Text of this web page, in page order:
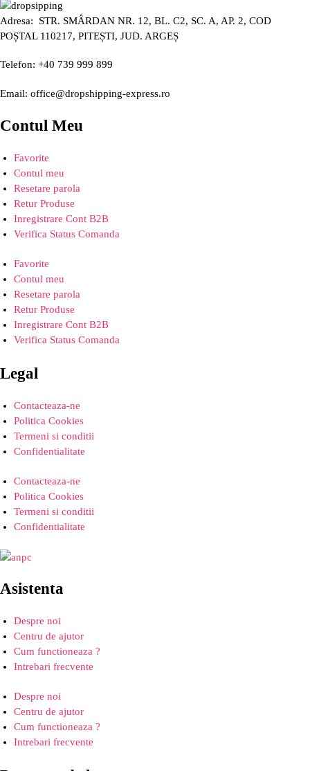
Adresa: STR. SMÂRDAN NR. 12, BL. C2, SC. A, AP. 2, COD
POȘTAL 110217, PITEȘTI, JUD. ARGEȘ
Telefon: +40 739 999 899
Email: office@dropshipping-express.ro
Contul Meu
Favorite
Contul meu
Resetare parola
Retur Produse
Inregistrare Cont B2B
Verifica Status Comanda
Favorite
Contul meu
Resetare parola
Retur Produse
Inregistrare Cont B2B
Verifica Status Comanda
Legal
Contacteaza-ne
Politica Cookies
Termeni si conditii
Confidentialitate
Contacteaza-ne
Politica Cookies
Termeni si conditii
Confidentialitate
Asistenta
Despre noi
Centru de ajutor
Cum functioneaza ?
Intrebari frecvente
Despre noi
Centru de ajutor
Cum functioneaza ?
Intrebari frecvente